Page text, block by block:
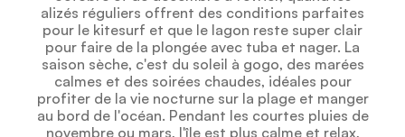
alizés réguliers offrent des conditions parfaites
pour le kitesurf et que le lagon reste super clair
pour faire de la plongée avec tuba et nager. La
saison sèche, c'est du soleil à gogo, des marées
calmes et des soirées chaudes, idéales pour
profiter de la vie nocturne sur la plage et manger
au bord de l'océan. Pendant les courtes pluies de
novembre ou mars, l'île est plus calme et relax,